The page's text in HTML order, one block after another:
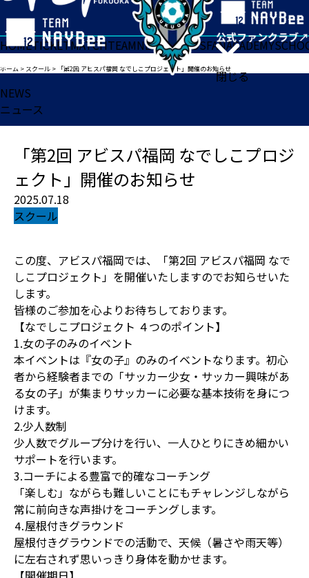
閉じる
HOMETICKETMATCHTEAMNEWSGOODSFANACADEMY
ホーム > スクール > 「第2回 アビスパ福岡 なでしこプロジェクト」開催のお知らせ
NEWS
ニュース
「第2回 アビスパ福岡 なでしこプロジ
ェクト」開催のお知らせ
2025.07.18
スクール
この度、アビスパ福岡では、「第2回 アビスパ福岡 なで
しこプロジェクト」を開催いたしますのでお知らせいた
します。
皆様のご参加を心よりお待ちしております。
【なでしこプロジェクト ４つのポイント】
1.女の子のみのイベント
本イベントは『女の子』のみのイベントなります。初心
者から経験者までの「サッカー少女・サッカー興味があ
る女の子」が集まりサッカーに必要な基本技術を身につ
けます。
2.少人数制
少人数でグループ分けを行い、一人ひとりにきめ細かい
サポートを行います。
3.コーチによる豊富で的確なコーチング
「楽しむ」ながらも難しいことにもチャレンジしながら
常に前向きな声掛けをコーチングします。
⒋屋根付きグラウンド
屋根付きグラウンドでの活動で、天候（暑さや雨天等）
に左右されず思いっきり身体を動かせます。